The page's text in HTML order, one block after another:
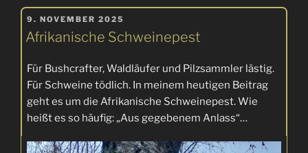
VERÖFFENTLICHT
AM
9. NOVEMBER 2025
Afrikanische Schweinepest
Für Bushcrafter, Waldläufer und Pilzsammler lästig.
Für Schweine tödlich. In meinem heutigen Beitrag
geht es um die Afrikanische Schweinepest. Wie
heißt es so häufig: „Aus gegebenem Anlass“…